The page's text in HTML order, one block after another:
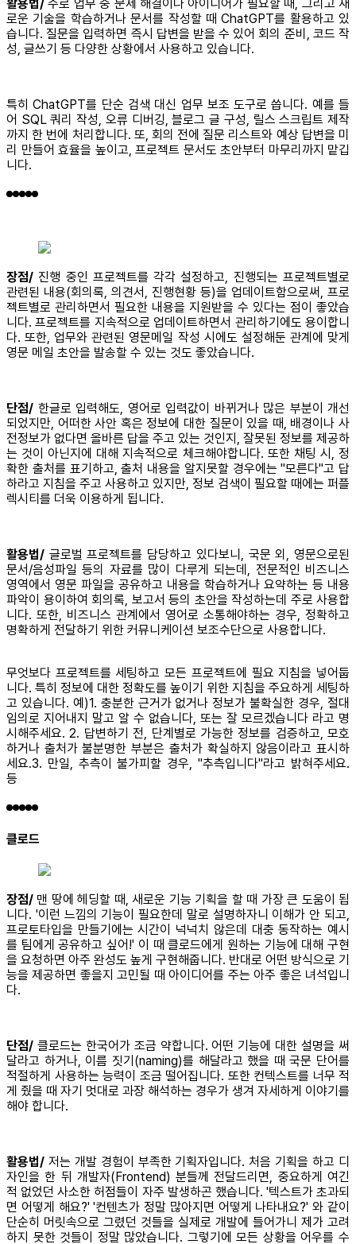
활용법/ 주로 업무 중 문제 해결이나 아이디어가 필요할 때, 그리고 새
로운 기술을 학습하거나 문서를 작성할 때 ChatGPT를 활용하고 있
습니다. 질문을 입력하면 즉시 답변을 받을 수 있어 회의 준비, 코드 작
성, 글쓰기 등 다양한 상황에서 사용하고 있습니다.
특히 ChatGPT를 단순 검색 대신 업무 보조 도구로 씁니다. 예를 들
어 SQL 쿼리 작성, 오류 디버깅, 블로그 글 구성, 릴스 스크립트 제작
까지 한 번에 처리합니다. 또, 회의 전에 질문 리스트와 예상 답변을 미
리 만들어 효율을 높이고, 프로젝트 문서도 초안부터 마무리까지 맡깁
니다.
장점/ 진행 중인 프로젝트를 각각 설정하고, 진행되는 프로젝트별로
관련된 내용(회의록, 의견서, 진행현황 등)을 업데이트함으로써, 프로
젝트별로 관리하면서 필요한 내용을 지원받을 수 있다는 점이 좋았습
니다. 프로젝트를 지속적으로 업데이트하면서 관리하기에도 용이합니
다. 또한, 업무와 관련된 영문메일 작성 시에도 설정해둔 관계에 맞게
영문 메일 초안을 발송할 수 있는 것도 좋았습니다.
단점/ 한글로 입력해도, 영어로 입력값이 바뀌거나 많은 부분이 개선
되었지만, 어떠한 사안 혹은 정보에 대한 질문이 있을 때, 배경이나 사
전정보가 없다면 올바른 답을 주고 있는 것인지, 잘못된 정보를 제공하
는 것이 아닌지에 대해 지속적으로 체크해야합니다. 또한 채팅 시, 정
확한 출처를 표기하고, 출처 내용을 알지못할 경우에는 "모른다"고 답
하라고 지침을 주고 사용하고 있지만, 정보 검색이 필요할 때에는 퍼플
렉시티를 더욱 이용하게 됩니다.
활용법/ 글로벌 프로젝트를 담당하고 있다보니, 국문 외, 영문으로된
문서/음성파일 등의 자료를 많이 다루게 되는데, 전문적인 비즈니스
영역에서 영문 파일을 공유하고 내용을 학습하거나 요약하는 등 내용
파악이 용이하여 회의록, 보고서 등의 초안을 작성하는데 주로 사용합
니다. 또한, 비즈니스 관계에서 영어로 소통해야하는 경우, 정확하고
명확하게 전달하기 위한 커뮤니케이션 보조수단으로 사용합니다.
무엇보다 프로젝트를 세팅하고 모든 프로젝트에 필요 지침을 넣어둡
니다. 특히 정보에 대한 정확도를 높이기 위한 지침을 주요하게 세팅하
고 있습니다. 예)1. 충분한 근거가 없거나 정보가 불확실한 경우, 절대
임의로 지어내지 말고 알 수 없습니다, 또는 잘 모르겠습니다 라고 명
시해주세요. 2. 답변하기 전, 단계별로 가능한 정보를 검증하고, 모호
하거나 출처가 불분명한 부분은 출처가 확실하지 않음이라고 표시하
세요.3. 만일, 추측이 불가피할 경우, "추측입니다"라고 밝혀주세요.
등
클로드
장점/ 맨 땅에 헤딩할 때, 새로운 기능 기획을 할 때 가장 큰 도움이 됩
니다. '이런 느낌의 기능이 필요한데 말로 설명하자니 이해가 안 되고,
프로토타입을 만들기에는 시간이 넉넉치 않은데 대충 동작하는 예시
를 팀에게 공유하고 싶어!' 이 때 클로드에게 원하는 기능에 대해 구현
을 요청하면 아주 완성도 높게 구현해줍니다. 반대로 어떤 방식으로 기
능을 제공하면 좋을지 고민될 때 아이디어를 주는 아주 좋은 녀석입니
다.
단점/ 클로드는 한국어가 조금 약합니다. 어떤 기능에 대한 설명을 써
달라고 하거나, 이름 짓기(naming)를 해달라고 했을 때 국문 단어를
적절하게 사용하는 능력이 조금 떨어집니다. 또한 컨텍스트를 너무 적
게 줬을 때 자기 멋대로 과장 해석하는 경우가 생겨 자세하게 이야기를
해야 합니다.
활용법/ 저는 개발 경험이 부족한 기획자입니다. 처음 기획을 하고 디
자인을 한 뒤 개발자(Frontend) 분들께 전달드리면, 중요하게 여긴
적 없었던 사소한 허점들이 자주 발생하곤 했습니다. '텍스트가 초과되
면 어떻게 해요?' '컨텐츠가 정말 많아지면 어떻게 나타내요?' 와 같이
단순히 머릿속으로 그렸던 것들을 실제로 개발에 들어가니 제가 고려
하지 못한 것들이 정말 많았습니다. 그렇기에 모든 상황을 어우를 수